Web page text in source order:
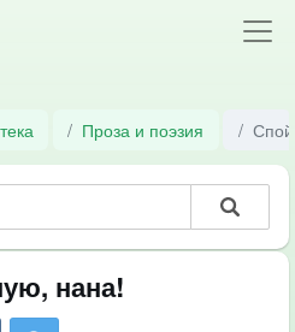
Проза и поэзия
нана!